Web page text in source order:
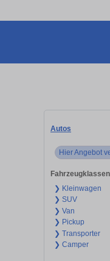
Autos
Hier Angebot
Fahrzeugklassen
❯ Kleinwagen
❯ SUV
❯ Van
❯ Pickup
❯ Transporter
❯ Camper